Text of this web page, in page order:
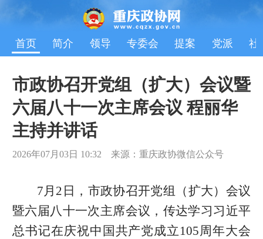
首页 简介 领导 专委会 提案 党派 社
市政协召开党组（扩大）会议暨
六届八十一次主席会议 程丽华
主持并讲话
2026年07月03日 10:32 来源：重庆政协微信公众号
7月2日，市政协召开党组（扩大）会议
暨六届八十一次主席会议，传达学习习近平
总书记在庆祝中国共产党成立105周年大会